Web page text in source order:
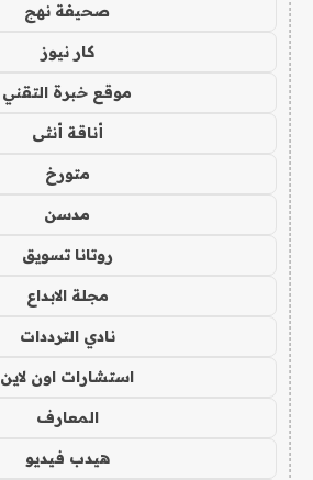
صحيفة نهج
كار نيوز
موقع خبرة التقني
أناقة أنثى
متورخ
مدسن
روتانا تسويق
مجلة الابداع
نادي الترددات
استشارات اون لاين
المعارف
هيدب فيديو